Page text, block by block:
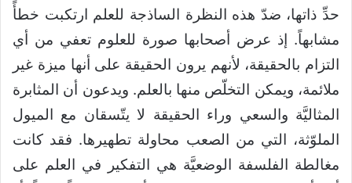
حدِّ ذاتها، ضدّ هذه النظرة الساذجة للعلم ارتكبت خطأً
مشابهاً. إذ عرض أصحابها صورة للعلوم تعفي من أي
التزام بالحقيقة، لأنهم يرون الحقيقة على أنها ميزة غير
ملائمة، ويمكن التخلّص منها بالعلم. ويدعون أن المثابرة
المثاليَّة والسعي وراء الحقيقة لا يتّسقان مع الميول
الملوّثة، التي من الصعب محاولة تطهيرها. فقد كانت
مغالطة الفلسفة الوضعيَّة هي التفكير في العلم على